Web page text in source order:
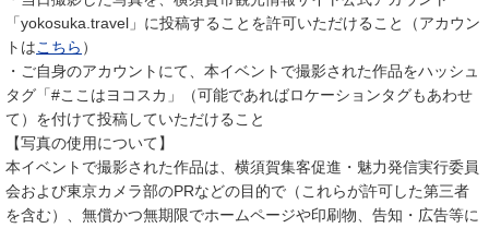
「yokosuka.travel」に投稿することを許可いただけること（アカウン
トはこちら ）
・ご自身のアカウントにて、本イベントで撮影された作品をハッシュ
タグ「#ここはヨコスカ」（可能であればロケーションタグもあわせ
て）を付けて投稿していただけること
【写真の使用について】
本イベントで撮影された作品は、横須賀集客促進・魅力発信実行委員
会および東京カメラ部のPRなどの目的で（これらが許可した第三者
を含む）、無償かつ無期限でホームページや印刷物、告知・広告等に